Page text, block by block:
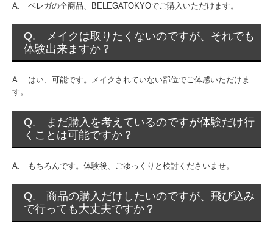
A. ベレガの全商品、BELEGATOKYOでご購入いただけます。
Q. メイクは取りたくないのですが、それでも
体験出来ますか？
A. はい、可能です。メイクされていない部位でご体感いただけま
す。
Q. まだ購入を考えているのですが体験だけ行
くことは可能ですか？
A. もちろんです。体験後、ごゆっくりと検討くださいませ。
Q. 商品の購入だけしたいのですが、飛び込み
で行っても大丈夫ですか？